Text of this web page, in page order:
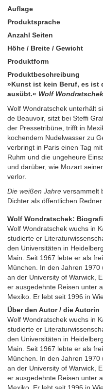
Auflage
Produktsprache
Anzahl Seiten
Höhe / Breite / Gewicht
Produktform
Produktbeschreibung
»Kunst ist kein Beruf, es ist
ausübt.« Wolf Wondratschek
Wolf Wondratschek unterhält
de Beauvoir, sitzt bei Steffi
der Pressetribüne, trifft in
kochendem Nudelwasser zu
verbringt in Paris einen Tag
Ruhm und die ungeheure
und darüber, wie Mozart
verlor.
Die weißen Jahre versammelt
Dichter als öffentlichen
Wolf Wondratschek:
Wolf Wondratschek wuchs in
studierte er
den Universitäten in
Main. Seit 1967 lebte er als
München. In den Jahren
an der University of Warwick,
er ausgedehnte Reisen unter
Mexiko. Er lebt seit 1996 in
Über den Autor / die Autorin
Wolf Wondratschek wuchs in
studierte er
den Universitäten in
Main. Seit 1967 lebte er als
München. In den Jahren
an der University of Warwick,
er ausgedehnte Reisen unter